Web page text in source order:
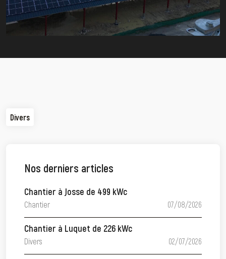
Divers
Nos derniers articles
Chantier à Josse de 499 kWc
Chantier 07/08/2026
Chantier à Luquet de 226 kWc
Divers 02/07/2026